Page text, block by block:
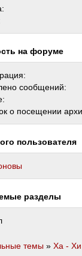
на форуме
сообщений:
о посещении
пользователя
разделы
темы » Ха - Хи